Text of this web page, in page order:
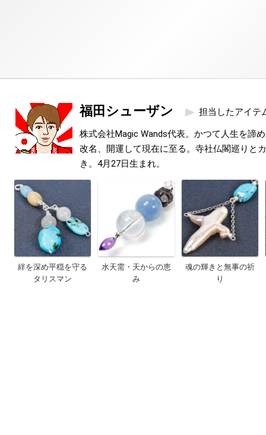
福田シューザン 担当したアイテ
株式会社Magic Wands代表。かつて人生を諦
改名、開運して現在に至る。寺社仏閣巡りと
き。4月27日生まれ。
絆を深め平穏を守る
タリスマン
水天需・天からの恵
み
魂の輝きと無事の祈
り